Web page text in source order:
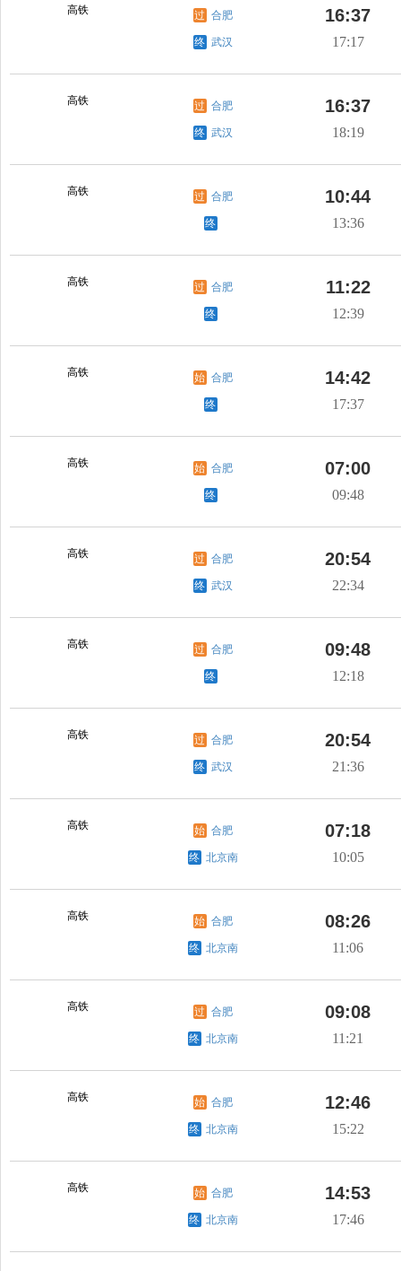
高铁 过 合肥
终 武汉
16:37
17:17
高铁 过 合肥
终 武汉
16:37
18:19
高铁 过 合肥
终
10:44
13:36
高铁 过 合肥
终
11:22
12:39
高铁 始 合肥
终
14:42
17:37
高铁 始 合肥
终
07:00
09:48
高铁 过 合肥
终 武汉
20:54
22:34
高铁 过 合肥
终
09:48
12:18
高铁 过 合肥
终 武汉
20:54
21:36
高铁 始 合肥
终 北京南
07:18
10:05
高铁 始 合肥
终 北京南
08:26
11:06
高铁 过 合肥
终 北京南
09:08
11:21
高铁 始 合肥
终 北京南
12:46
15:22
高铁 始 合肥
终 北京南
14:53
17:46